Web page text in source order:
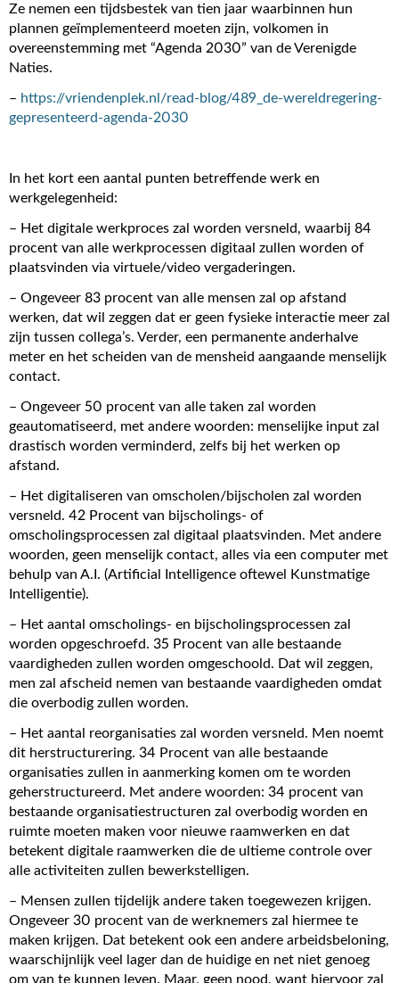
Ze nemen een tijdsbestek van tien jaar waarbinnen hun
plannen geïmplementeerd moeten zijn, volkomen in
overeenstemming met “Agenda 2030” van de Verenigde
Naties.
– https://vriendenplek.nl/read-blog/489_de-wereldregering-
gepresenteerd-agenda-2030
In het kort een aantal punten betreffende werk en
werkgelegenheid:
– Het digitale werkproces zal worden versneld, waarbij 84
procent van alle werkprocessen digitaal zullen worden of
plaatsvinden via virtuele/video vergaderingen.
– Ongeveer 83 procent van alle mensen zal op afstand
werken, dat wil zeggen dat er geen fysieke interactie meer zal
zijn tussen collega’s. Verder, een permanente anderhalve
meter en het scheiden van de mensheid aangaande menselijk
contact.
– Ongeveer 50 procent van alle taken zal worden
geautomatiseerd, met andere woorden: menselijke input zal
drastisch worden verminderd, zelfs bij het werken op
afstand.
– Het digitaliseren van omscholen/bijscholen zal worden
versneld. 42 Procent van bijscholings- of
omscholingsprocessen zal digitaal plaatsvinden. Met andere
woorden, geen menselijk contact, alles via een computer met
behulp van A.I. (Artificial Intelligence oftewel Kunstmatige
Intelligentie).
– Het aantal omscholings- en bijscholingsprocessen zal
worden opgeschroefd. 35 Procent van alle bestaande
vaardigheden zullen worden omgeschoold. Dat wil zeggen,
men zal afscheid nemen van bestaande vaardigheden omdat
die overbodig zullen worden.
– Het aantal reorganisaties zal worden versneld. Men noemt
dit herstructurering. 34 Procent van alle bestaande
organisaties zullen in aanmerking komen om te worden
geherstructureerd. Met andere woorden: 34 procent van
bestaande organisatiestructuren zal overbodig worden en
ruimte moeten maken voor nieuwe raamwerken en dat
betekent digitale raamwerken die de ultieme controle over
alle activiteiten zullen bewerkstelligen.
– Mensen zullen tijdelijk andere taken toegewezen krijgen.
Ongeveer 30 procent van de werknemers zal hiermee te
maken krijgen. Dat betekent ook een andere arbeidsbeloning,
waarschijnlijk veel lager dan de huidige en net niet genoeg
om van te kunnen leven. Maar, geen nood, want hiervoor zal